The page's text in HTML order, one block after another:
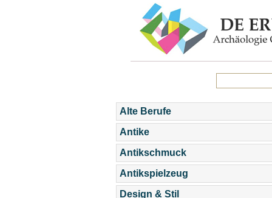
Alte Berufe
Antike
Antikschmuck
Antikspielzeug
Design & Stil